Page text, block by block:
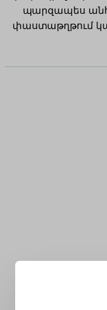
պարզապես
փաստաթղթում